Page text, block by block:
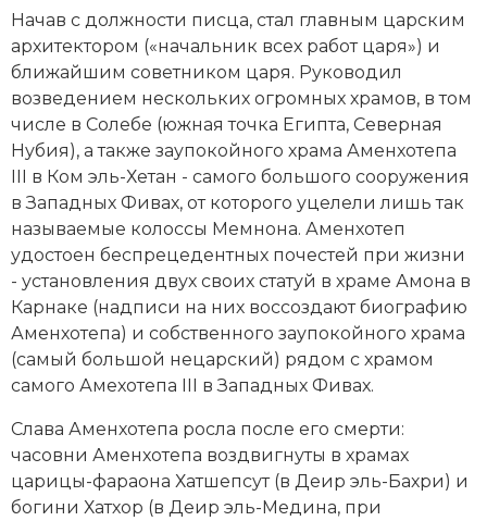
Государство и право
Европа
Империи
Историческая география и топонимика
История материальной и духовной культуры
История международных отношений
История, философия, теория и методология
исторического знания
Латинская Америка
Новая история
Начав с должности писца, стал главным царским
архитектором («начальник всех работ царя») и
ближайшим советником царя. Руководил
возведением нескольких огромных храмов, в том
числе в Солебе (южная точка Египта, Северная
Нубия), а также заупокойного храма Аменхотепа
III в Ком эль-Хетан - самого большого сооружения
в Западных Фивах, от которого уцелели лишь так
называемые колоссы Мемнона. Аменхотеп
удостоен беспрецедентных почестей при жизни
- установления двух своих статуй в храме Амона в
Карнаке (надписи на них воссоздают биографию
Аменхотепа) и собственного заупокойного храма
(самый большой нецарский) рядом с храмом
самого Амехотепа III в Западных Фивах.
Cлава Аменхотепа росла после его смерти:
часовни Аменхотепа воздвигнуты в храмах
царицы-фараона Хатшепсут (в Деир эль-Бахри) и
богини Хатхор (в Деир эль-Медина, при